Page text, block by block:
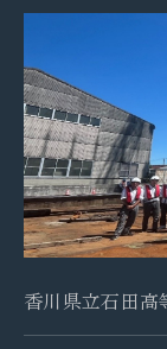
香川県立石田高